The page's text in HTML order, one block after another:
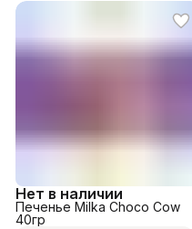
Нет в наличии
Печенье Milka Choco Cow
40гр